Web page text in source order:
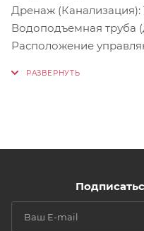
Дренаж (Канализация):
Водоподъемная труба
Расположение